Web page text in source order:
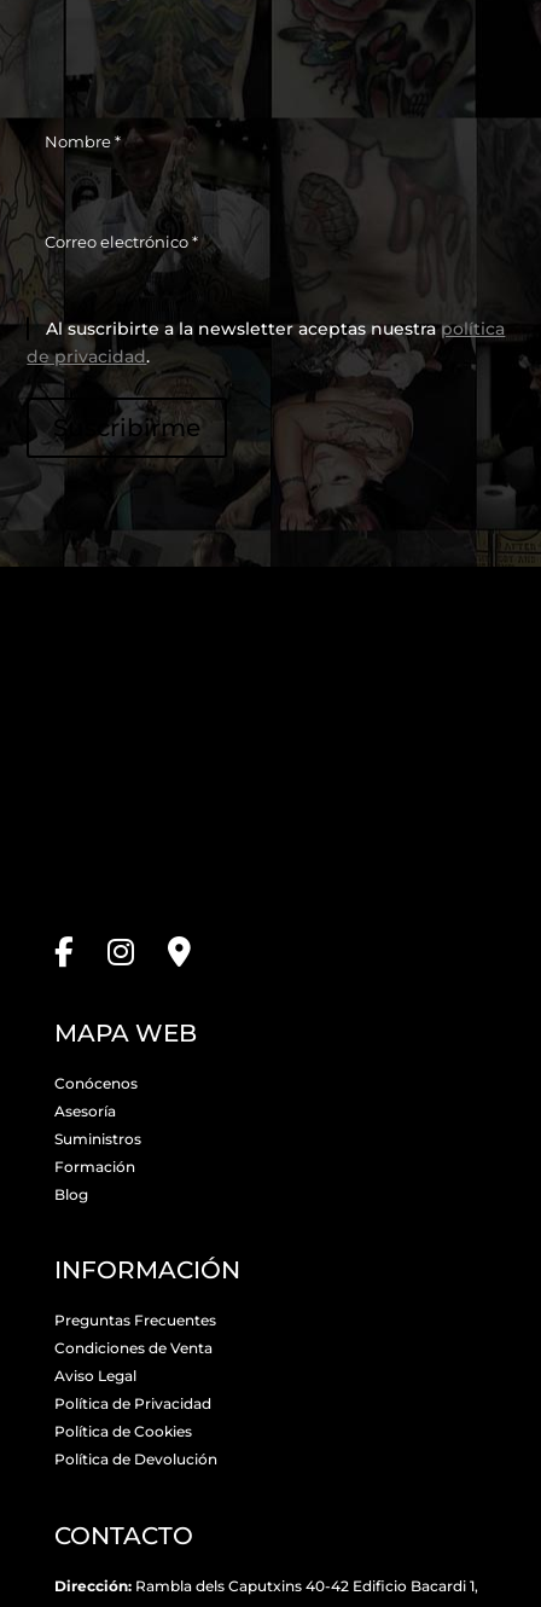
Al suscribirte a la newsletter aceptas nuestrapolítica
de privacidad.
Por
favor,
deja
este
campo
vacío.
Suscribirme
MAPA WEB
Conócenos
Asesoría
Suministros
Formación
Blog
INFORMACIÓN
Preguntas Frecuentes
Condiciones de Venta
Aviso Legal
Política de Privacidad
Política de Cookies
Política de Devolución
CONTACTO
Dirección:Rambla dels Caputxins 40-42 Edificio Bacardi 1,